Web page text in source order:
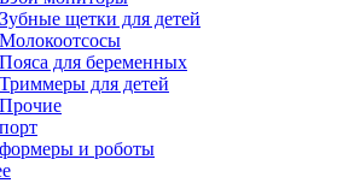
Зубные щетки для детей
Молокоотсосы
Пояса для беременных
Триммеры для детей
Прочие
и роботы